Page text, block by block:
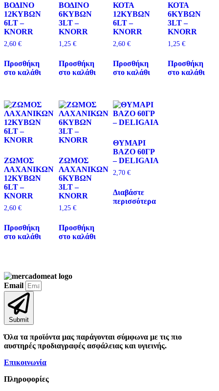
ΒΟΔΙΝΟ
12ΚΥΒΩΝ
6LT –
KNORR
2,60 €
Προσθήκη
στο καλάθι
ΒΟΔΙΝΟ
6ΚΥΒΩΝ
3LT –
KNORR
1,25 €
Προσθήκη
στο καλάθι
ΚΟΤΑ
12ΚΥΒΩΝ
6LT –
KNORR
2,60€
Προσθήκη
στο καλάθι
ΚΟΤΑ
6ΚΥΒΩΝ
3LT –
KNORR
1,25 €
Προσθήκη
στο καλάθι
ΖΩΜΟΣ
ΛΑΧΑΝΙΚΩΝ
12ΚΥΒΩΝ
6LT –
KNORR
2,60 €
Προσθήκη
στο καλάθι
ΖΩΜΟΣ
ΛΑΧΑΝΙΚΩΝ
6ΚΥΒΩΝ
3LT –
KNORR
1,25 €
Προσθήκη
στο καλάθι
ΘΥΜΑΡΙ
ΒΑΖΟ 60ΓΡ
– DELIGAIA
2,70€
Διαβάστε
περισσότερα
Email
Submit
Όλα τα προϊόντα μας παράγονται σύμφωνα με τις πιο
αυστηρές προδιαγραφές ασφάλειας και υγιεινής.
Επικοινωνία
Πληροφορίες